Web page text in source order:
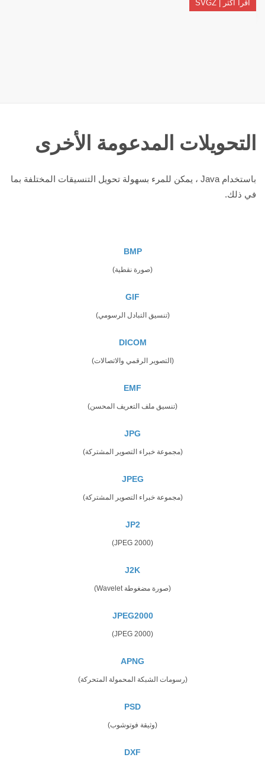
اقرأ أكثر | SVGZ
التحويلات المدعومة الأخرى
باستخدام Java ، يمكن للمرء بسهولة تحويل التنسيقات المختلفة بما
في ذلك.
BMP
(صورة نقطية)
GIF
(تنسيق التبادل الرسومي)
DICOM
(التصوير الرقمي والاتصالات)
EMF
(تنسيق ملف التعريف المحسن)
JPG
(مجموعة خبراء التصوير المشتركة)
JPEG
(مجموعة خبراء التصوير المشتركة)
JP2
(JPEG 2000)
J2K
(صورة مضغوطة Wavelet)
JPEG2000
(JPEG 2000)
APNG
(رسومات الشبكة المحمولة المتحركة)
PSD
(وثيقة فوتوشوب)
DXF